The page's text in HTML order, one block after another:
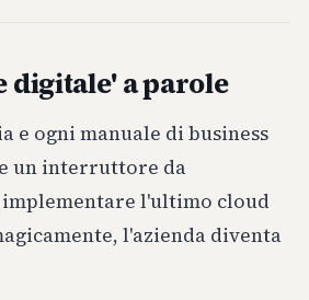
a parole
e ogni manuale di business
un interruttore da
implementare l'ultimo cloud
l'azienda diventa